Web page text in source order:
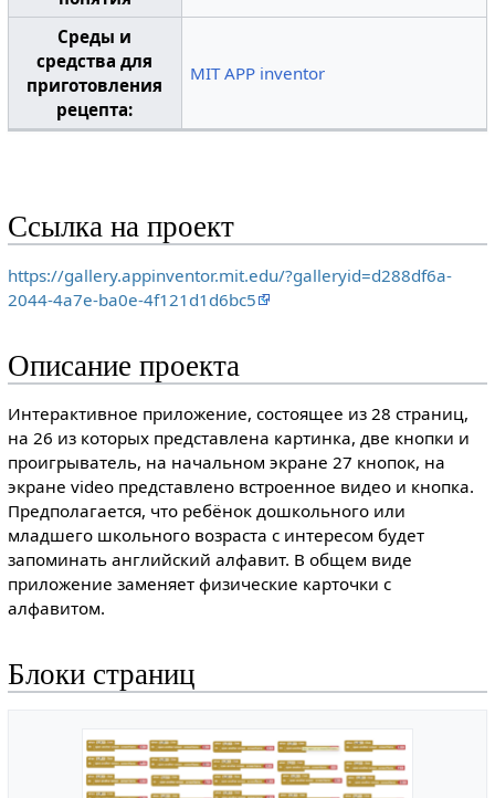
Среды и
средства для
приготовления
рецепта:
MIT APP inventor
Ссылка на проект
https://gallery.appinventor.mit.edu/?galleryid=d288df6a-
2044-4a7e-ba0e-4f121d1d6bc5
Описание проекта
Интерактивное приложение, состоящее из 28 страниц,
на 26 из которых представлена картинка, две кнопки и
проигрыватель, на начальном экране 27 кнопок, на
экране video представлено встроенное видео и кнопка.
Предполагается, что ребёнок дошкольного или
младшего школьного возраста с интересом будет
запоминать английский алфавит. В общем виде
приложение заменяет физические карточки с
алфавитом.
Блоки страниц